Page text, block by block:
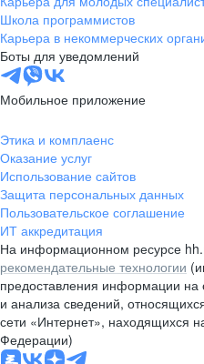
Школа программистов
Карьера в некоммерческих
Боты для уведомлений
Мобильное приложение
Этика и комплаенс
Оказание услуг
Использование сайтов
Защита персональных данных
Пользовательское соглашение
ИТ аккредитация
На информационном ресурсе
рекомендательные технологии
предоставления информации на
и анализа сведений,
сети «Интернет», находящихся
Федерации)